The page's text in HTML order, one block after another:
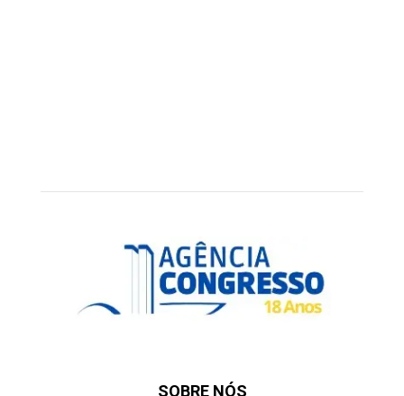
SOBRE NÓS